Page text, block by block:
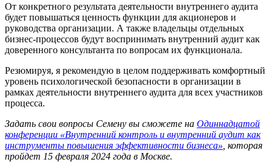
От конкретного результата деятельности внутреннего аудита
будет повышаться ценность функции для акционеров и
руководства организации. А также владельцы отдельных
бизнес-процессов будут воспринимать внутренний аудит как
доверенного консультанта по вопросам их функционала.
Резюмируя, я рекомендую в целом поддерживать комфортный
уровень психологической безопасности в организации в
рамках деятельности внутреннего аудита для всех участников
процесса.
Задать свои вопросы Семену вы сможете на Одиннадцатой
конференции «Внутренний контроль и внутренний аудит как
инструменты повышения эффективности бизнеса» , которая
пройдет 15 февраля 2024 года в Москве.